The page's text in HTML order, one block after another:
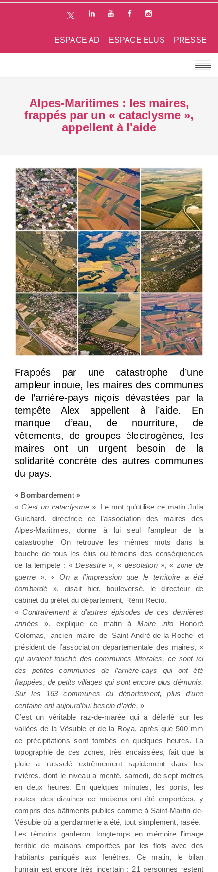
PRESSE
ESPACE ÉLUS
ESPACE AD
Alpes-Maritimes : les maires,
frappés par un « cataclysme »,
appellent à l'aide
Frappés par une catastrophe d’une
ampleur inouïe, les maires des communes
de l’arrière-pays niçois dévastées par la
tempête Alex appellent à l’aide. En
manque d’eau, de nourriture, de
vêtements, de groupes électrogènes, les
maires ont un urgent besoin de la
solidarité concrète des autres communes
du pays.
« Bombardement »
« C’est un cataclysme ». Le mot qu’utilise ce matin Julia
Guichard, directrice de l’association des maires des
Alpes-Maritimes, donne à lui seul l’ampleur de la
catastrophe. On retrouve les mêmes mots dans la
bouche de tous les élus ou témoins des conséquences
de la tempête : «Désastre », « désolation », « zone de
guerre ». «On a l’impression que le territoire a été
bombardé », disait hier, bouleversé, le directeur de
cabinet du préfet du département, Rémi Recio.
«Contrairement à d’autres épisodes de ces dernières
années», explique ce matin àMaire info Honoré
Colomas, ancien maire de Saint-André-de-la-Roche et
président de l’association départementale des maires, «
qui avaient touché des communes littorales, ce sont ici
des petites communes de l’arrière-pays qui ont été
frappées, de petits villages qui sont encore plus démunis.
Sur les 163 communes du département, plus d’une
centaine ont aujourd’hui besoin d’aide. »
C’est un véritable raz-de-marée qui a déferlé sur les
vallées de la Vésubie et de la Roya, après que 500 mm
de précipitations sont tombés en quelques heures. La
topographie de ces zones, très encaissées, fait que la
pluie a ruisselé extrêmement rapidement dans les
rivières, dont le niveau a monté, samedi, de sept mètres
en deux heures. En quelques minutes, les ponts, les
routes, des dizaines de maisons ont été emportées, y
compris des bâtiments publics comme à Saint-Martin-de-
Vésubie où la gendarmerie a été, tout simplement, rasée.
Les témoins garderont longtemps en mémoire l’image
terrible de maisons emportées par les flots avec des
habitants paniqués aux fenêtres. Ce matin, le bilan
humain est encore très incertain : 21 personnes restent